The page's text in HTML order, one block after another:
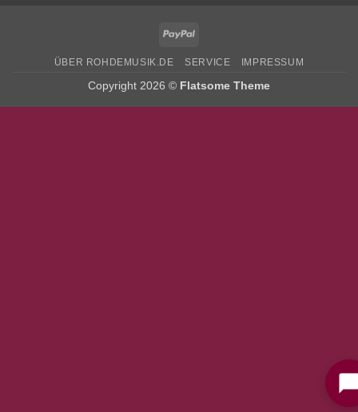
PayPal
ÜBER ROHDEMUSIK.DE SERVICE IMPRESSUM
Copyright 2026 © Flatsome Theme